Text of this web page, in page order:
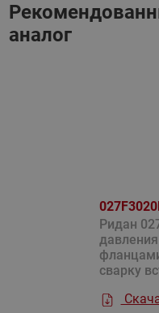
аналог
Ридан
сварку